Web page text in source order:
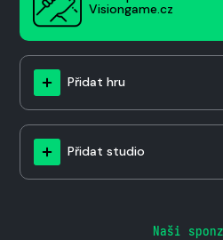
Visiongame.cz
Přidat hru
Přidat studio
Naši